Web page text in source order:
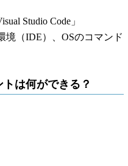
Studio Code」
境（IDE）、OSのコマンド
は何ができる？